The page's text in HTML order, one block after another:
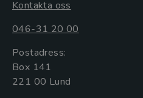
Kontakta oss
046-31 20 00
Postadress:
Box 141
221 00 Lund